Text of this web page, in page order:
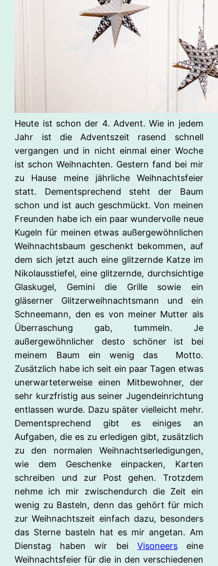
Heute ist schon der 4. Advent. Wie in jedem
Jahr ist die Adventszeit rasend schnell
vergangen und in nicht einmal einer Woche
ist schon Weihnachten. Gestern fand bei mir
zu Hause meine jährliche Weihnachtsfeier
statt. Dementsprechend steht der Baum
schon und ist auch geschmückt. Von meinen
Freunden habe ich ein paar wundervolle neue
Kugeln für meinen etwas außergewöhnlichen
Weihnachtsbaum geschenkt bekommen, auf
dem sich jetzt auch eine glitzernde Katze im
Nikolausstiefel, eine glitzernde, durchsichtige
Glaskugel, Gemini die Grille sowie ein
gläserner Glitzerweihnachtsmann und ein
Schneemann, den es von meiner Mutter als
Überraschung gab, tummeln. Je
außergewöhnlicher desto schöner ist bei
meinem Baum ein wenig das Motto.
Zusätzlich habe ich seit ein paar Tagen etwas
unerwarteterweise einen Mitbewohner, der
sehr kurzfristig aus seiner Jugendeinrichtung
entlassen wurde. Dazu später vielleicht mehr.
Dementsprechend gibt es einiges an
Aufgaben, die es zu erledigen gibt, zusätzlich
zu den normalen Weihnachtserledigungen,
wie dem Geschenke einpacken, Karten
schreiben und zur Post gehen. Trotzdem
nehme ich mir zwischendurch die Zeit ein
wenig zu Basteln, denn das gehört für mich
zur Weihnachtszeit einfach dazu, besonders
das Sterne basteln hat es mir angetan. Am
Dienstag haben wir bei Visoneerseine
Weihnachtsfeier für die in den verschiedenen